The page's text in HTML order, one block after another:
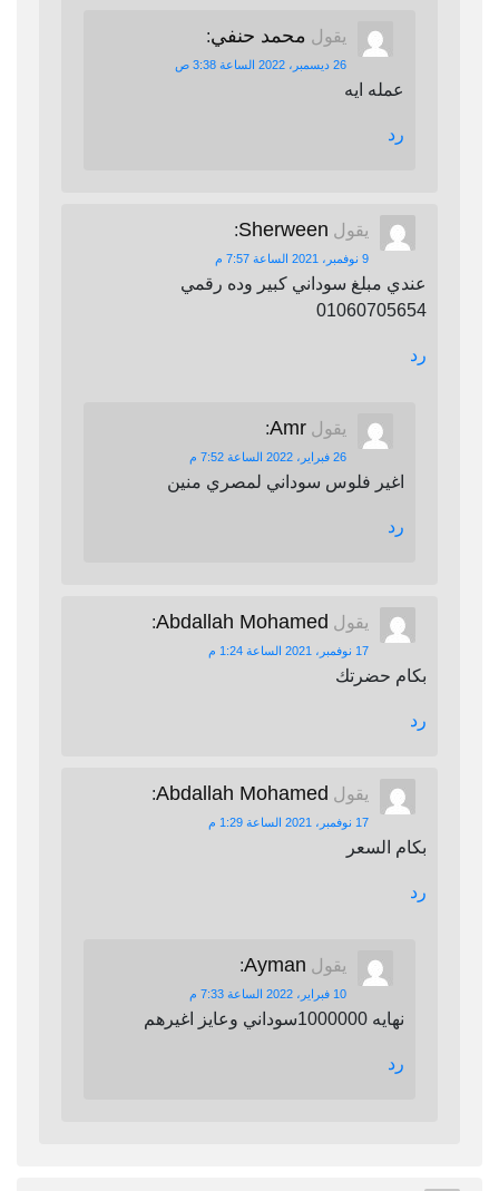
يقول محمد حنفي:
26 ديسمبر، 2022 الساعة 3:38 ص
عمله ايه
رد
يقول Sherween
:
9 نوفمبر، 2021 الساعة 7:57 م
عندي مبلغ سوداني كبير وده رقمي
01060705654
رد
يقول Amr
:
26 فبراير، 2022 الساعة 7:52 م
اغير فلوس سوداني لمصري منين
رد
يقول Abdallah Mohamed
:
17 نوفمبر، 2021 الساعة 1:24 م
بكام حضرتك
رد
يقول Abdallah Mohamed
:
17 نوفمبر، 2021 الساعة 1:29 م
بكام السعر
رد
يقول Ayman
:
10 فبراير، 2022 الساعة 7:33 م
نهايه 1000000سوداني وعايز اغيرهم
رد